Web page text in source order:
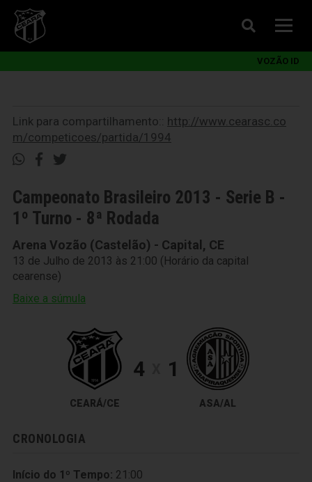
VOZÃO ID
Link para compartilhamento:: http://www.cearasc.co
m/competicoes/partida/1994
Campeonato Brasileiro 2013 - Serie B -
1º Turno - 8ª Rodada
Arena Vozão (Castelão) - Capital, CE
13 de Julho de 2013 às 21:00 (Horário da capital
cearense)
Baixe a súmula
CEARÁ/CE
4 1
ASA/AL
CRONOLOGIA
Início do 1º Tempo: 21:00